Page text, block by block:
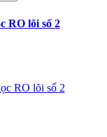
RO lõi số 2